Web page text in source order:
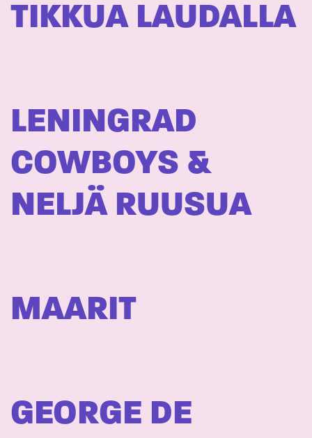
TIKKUA LAUDALLA
LENINGRAD
COWBOYS &
NELJÄ RUUSUA
MAARIT
GEORGE DE